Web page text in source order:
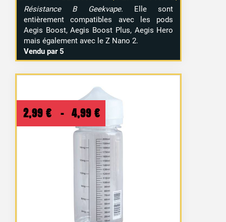
Résistance B Geekvape. Elle sont
entièrement compatibles avec les pods
Aegis Boost, Aegis Boost Plus, Aegis Hero
mais également avec le Z Nano 2.
Vendu par 5
2,99 € – 4,99 €
de
prix :
2,99 €
à
4,99 €